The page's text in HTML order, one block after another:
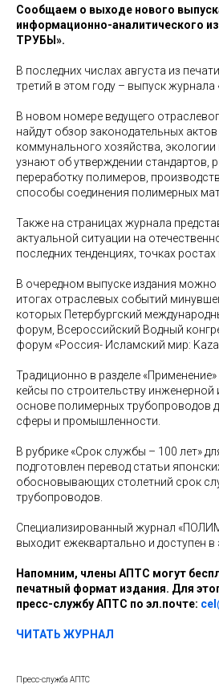
Сообщаем о выходе нового
информационно-аналитического
ТРУБЫ».
В последних числах августа из
третий в этом году – выпуск журнала
В новом номере ведущего
найдут обзор законодательных
коммунального хозяйства, экологии
узнают об утверждении стандартов,
переработку полимеров,
способы соединения полимерных
Также на страницах журнала
актуальной ситуации на
последних тенденциях, точках ростах
В очередном выпуске издания
итогах отраслевых событий
которых Петербургский
форум, Всероссийский Водный
форум «Россия- Исламский мир:
Традиционно в разделе
кейсы по строительству инженерной
основе полимерных трубопроводов
сферы и промышленности.
В рубрике «Срок службы – 100 лет»
подготовлен перевод статьи
обосновывающих столетний срок
трубопроводов.
Специализированный журнал
выходит ежеквартально и доступен
Напомним, члены АПТС могут
печатный формат издания. Для
пресс-службу АПТС по эл.почте:
ЧИТАТЬ ЖУРНАЛ
Пресс-служба АПТС